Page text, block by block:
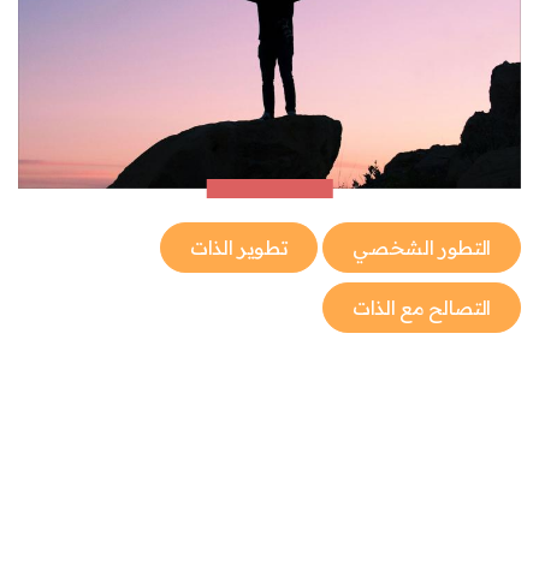
التطور الشخصي تطوير الذات
التصالح مع الذات